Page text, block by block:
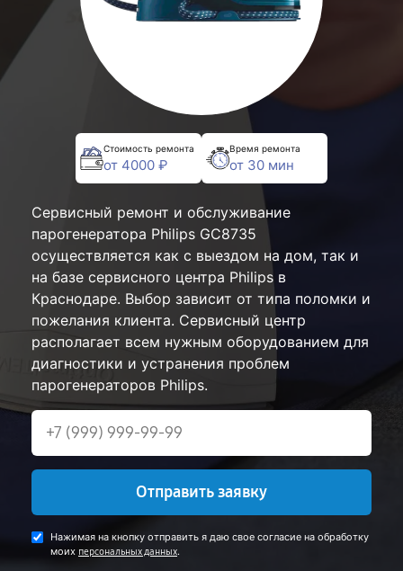
Стоимость ремонта
от 4000 ₽
Время ремонта
от 30 мин
Сервисный ремонт и обслуживание
парогенератора Philips GC8735
осуществляется как с выездом на дом, так и
на базе сервисного центра Philips в
Краснодаре. Выбор зависит от типа поломки и
пожелания клиента. Сервисный центр
располагает всем нужным оборудованием для
диагностики и устранения проблем
парогенераторов Philips.
Отправить заявку
Нажимая на кнопку отправить я даю свое согласие на обработку
моих персональных данных.